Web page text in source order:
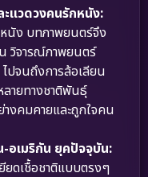
แวดวงคนรักหนัง:
นัง บทภาพยนตร์จึง
วิจารณ์ภาพยนตร์
ปจนถึงการล้อเลียน
ลายทางชาติพันธุ์
งคมคายและถูกใจคน
อเมริกัน ยุคปัจจุบัน:
ยดเชื้อชาติแบบตรงๆ